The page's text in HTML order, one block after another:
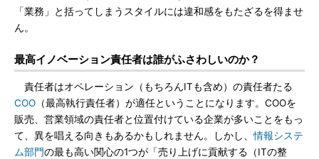
「業務」と括ってしまうスタイルには違和感をもたざるを得ませ
ん。
最高イノベーション責任者は誰がふさわしいのか？
責任者はオペレーション（もちろんITも含め）の責任者たる
COO （最高執行責任者）が適任ということになります。COOを
販売、営業領域の責任者と位置付けている企業が多いことをもっ
て、異を唱える向きもあるかもしれません。しかし、情報システ
ム部門の最も高い関心の1つが「売り上げに貢献する（ITの整